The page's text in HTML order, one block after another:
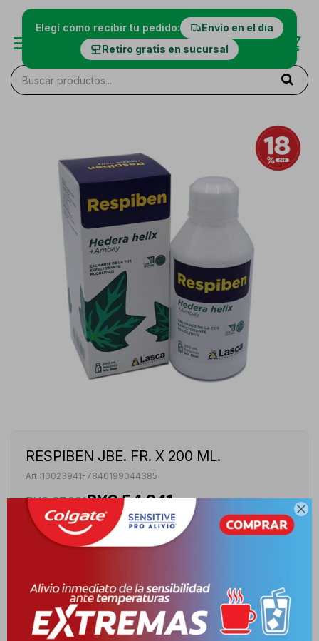

Elegí cómo recibir tu pedido:
Envío en el día
Retiro gratis en sucursal
RESPIBEN JBE. FR. X 200 ML.
10023941-7840199044385
PYG 67.001PYG54.941
RESPIBEN AMBAY HIEDRA JARABE - FRASCO DE 200 ML
Envíos
Cambios y Devoluciones